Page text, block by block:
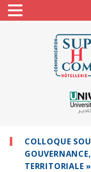
COLLOQUE
TERRITORIALE »